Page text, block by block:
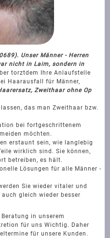
Unser Männer - Herren
nicht in Laim, sondern in
torztdem Ihre Anlaufstelle
Haarausfall für Männer,
Zweithaar ohne Op
das man Zweithaar bzw.
bei fortgeschrittenem
möchten.
erstaunt sein, wie langlebig
wirklich sind. Sie können,
betreiben, es hält.
Lösungen für alle Männer -
Sie wieder vitaler und
gleich wieder besser
in unserem
für uns Wichtig. Daher
für unsere Kunden.